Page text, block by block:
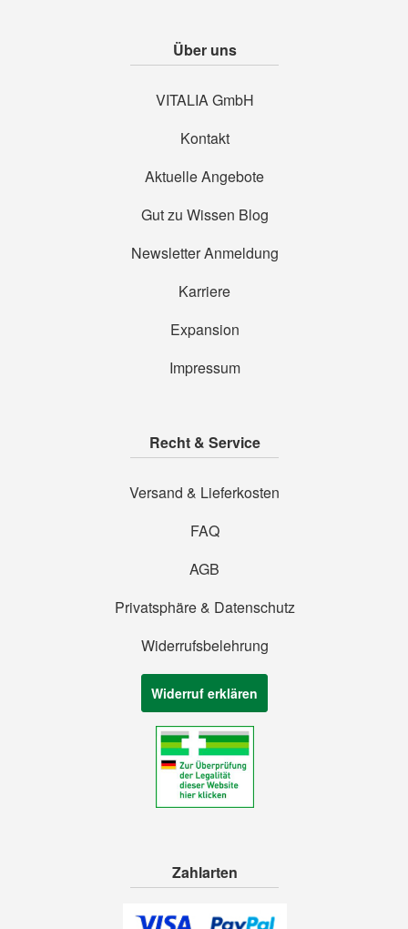
Über uns
VITALIA GmbH
Kontakt
Aktuelle Angebote
Gut zu Wissen Blog
Newsletter Anmeldung
Karriere
Expansion
Impressum
Recht & Service
Versand & Lieferkosten
FAQ
AGB
Privatsphäre & Datenschutz
Widerrufsbelehrung
Widerruf erklären
Zahlarten